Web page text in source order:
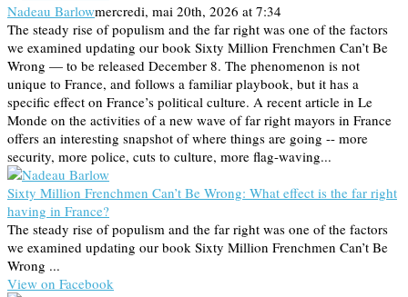
Nadeau Barlowmercredi, mai 20th, 2026 at 7:34
The steady rise of populism and the far right was one of the factors
we examined updating our book Sixty Million Frenchmen Can’t Be
Wrong — to be released December 8. The phenomenon is not
unique to France, and follows a familiar playbook, but it has a
specific effect on France’s political culture. A recent article in Le
Monde on the activities of a new wave of far right mayors in France
offers an interesting snapshot of where things are going -- more
security, more police, cuts to culture, more flag-waving...
Sixty Million Frenchmen Can’t Be Wrong: What effect is the far right
having in France?
The steady rise of populism and the far right was one of the factors
we examined updating our book Sixty Million Frenchmen Can’t Be
Wrong ...
View on Facebook